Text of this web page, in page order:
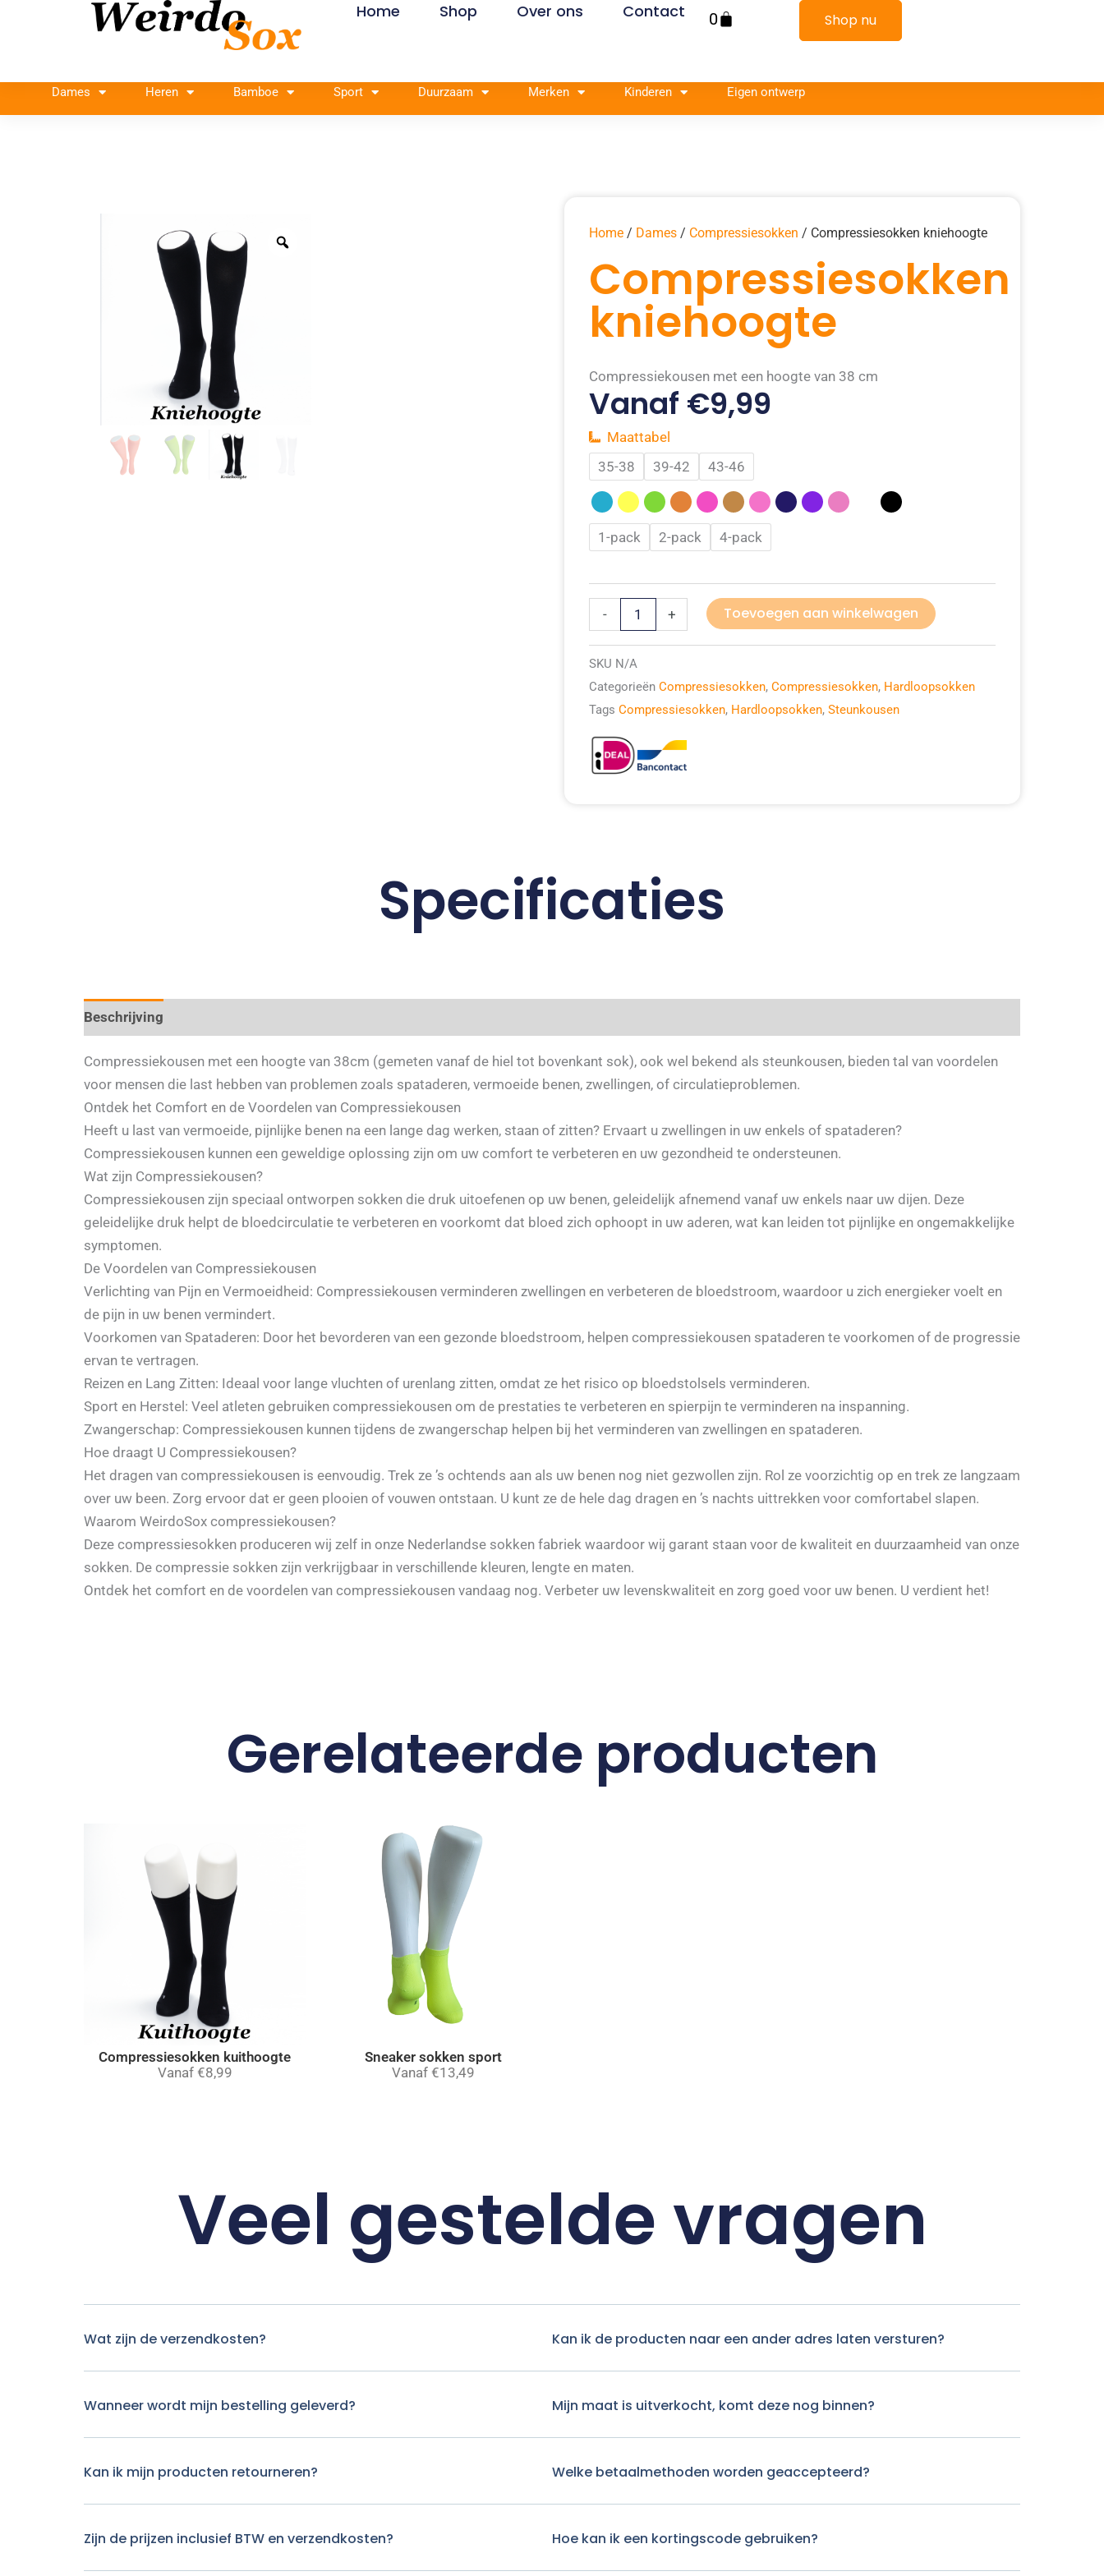
inhoud
Home Shop Over ons Contact 0
Winkelwagen Shop nu
Dames Heren Bamboe Sport Duurzaam Merken Kinderen Eigen ontwerp
Home/ Dames/ Compressiesokken / Compressiesokken kniehoogte
Compressiesokken
kniehoogte
Compressiekousen met een hoogte van 38 cm
Vanaf €9,99
Maattabel
35-38
39-42 43-46
1-pack 2-pack 4-pack
-
Compressiesokken
kniehoogte
aantal
+ Toevoegen aan winkelwagen
SKU N/A
Categorieën Compressiesokken, Compressiesokken, Hardloopsokken
Tags Compressiesokken, Hardloopsokken, Steunkousen
Specificaties
Beschrijving
Compressiekousen met een hoogte van 38cm (gemeten vanaf de hiel tot bovenkant sok), ook wel bekend als steunkousen, bieden tal van voordelen
voor mensen die last hebben van problemen zoals spataderen, vermoeide benen, zwellingen, of circulatieproblemen.
Ontdek het Comfort en de Voordelen van Compressiekousen
Heeft u last van vermoeide, pijnlijke benen na een lange dag werken, staan of zitten? Ervaart u zwellingen in uw enkels of spataderen?
Compressiekousen kunnen een geweldige oplossing zijn om uw comfort te verbeteren en uw gezondheid te ondersteunen.
Wat zijn Compressiekousen?
Compressiekousen zijn speciaal ontworpen sokken die druk uitoefenen op uw benen, geleidelijk afnemend vanaf uw enkels naar uw dijen. Deze
geleidelijke druk helpt de bloedcirculatie te verbeteren en voorkomt dat bloed zich ophoopt in uw aderen, wat kan leiden tot pijnlijke en ongemakkelijke
symptomen.
De Voordelen van Compressiekousen
Verlichting van Pijn en Vermoeidheid: Compressiekousen verminderen zwellingen en verbeteren de bloedstroom, waardoor u zich energieker voelt en
de pijn in uw benen vermindert.
Voorkomen van Spataderen: Door het bevorderen van een gezonde bloedstroom, helpen compressiekousen spataderen te voorkomen of de progressie
ervan te vertragen.
Reizen en Lang Zitten: Ideaal voor lange vluchten of urenlang zitten, omdat ze het risico op bloedstolsels verminderen.
Sport en Herstel: Veel atleten gebruiken compressiekousen om de prestaties te verbeteren en spierpijn te verminderen na inspanning.
Zwangerschap: Compressiekousen kunnen tijdens de zwangerschap helpen bij het verminderen van zwellingen en spataderen.
Hoe draagt U Compressiekousen?
Het dragen van compressiekousen is eenvoudig. Trek ze ’s ochtends aan als uw benen nog niet gezwollen zijn. Rol ze voorzichtig op en trek ze langzaam
over uw been. Zorg ervoor dat er geen plooien of vouwen ontstaan. U kunt ze de hele dag dragen en ’s nachts uittrekken voor comfortabel slapen.
Waarom WeirdoSox compressiekousen?
Deze compressiesokken produceren wij zelf in onze Nederlandse sokken fabriek waardoor wij garant staan voor de kwaliteit en duurzaamheid van onze
sokken. De compressie sokken zijn verkrijgbaar in verschillende kleuren, lengte en maten.
Ontdek het comfort en de voordelen van compressiekousen vandaag nog. Verbeter uw levenskwaliteit en zorg goed voor uw benen. U verdient het!
Gerelateerde producten
Compressiesokken kuithoogte
Vanaf €8,99
Sneaker sokken sport
Vanaf €13,49
Veel gestelde vragen
Wat zijn de verzendkosten?
Wanneer wordt mijn bestelling geleverd?
Kan ik mijn producten retourneren?
Zijn de prijzen inclusief BTW en verzendkosten?
Kan ik de producten naar een ander adres laten versturen?
Mijn maat is uitverkocht, komt deze nog binnen?
Welke betaalmethoden worden geaccepteerd?
Hoe kan ik een kortingscode gebruiken?